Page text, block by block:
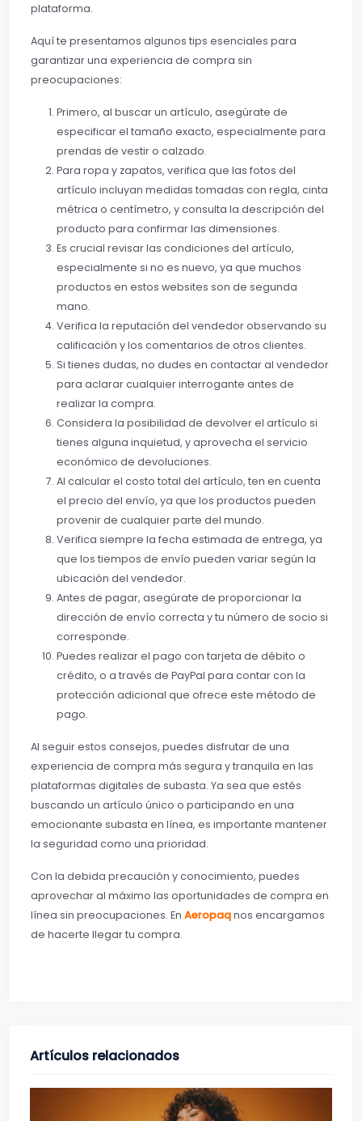
plataforma.
Aquí te presentamos algunos tips esenciales para
garantizar una experiencia de compra sin
preocupaciones:
Primero, al buscar un artículo, asegúrate de
especificar el tamaño exacto, especialmente para
prendas de vestir o calzado.
Para ropa y zapatos, verifica que las fotos del
artículo incluyan medidas tomadas con regla, cinta
métrica o centímetro, y consulta la descripción del
producto para confirmar las dimensiones.
Es crucial revisar las condiciones del artículo,
especialmente si no es nuevo, ya que muchos
productos en estos websites son de segunda
mano.
Verifica la reputación del vendedor observando su
calificación y los comentarios de otros clientes.
Si tienes dudas, no dudes en contactar al vendedor
para aclarar cualquier interrogante antes de
realizar la compra.
Considera la posibilidad de devolver el artículo si
tienes alguna inquietud, y aprovecha el servicio
económico de devoluciones.
Al calcular el costo total del artículo, ten en cuenta
el precio del envío, ya que los productos pueden
provenir de cualquier parte del mundo.
Verifica siempre la fecha estimada de entrega, ya
que los tiempos de envío pueden variar según la
ubicación del vendedor.
Antes de pagar, asegúrate de proporcionar la
dirección de envío correcta y tu número de socio si
corresponde.
Puedes realizar el pago con tarjeta de débito o
crédito, o a través de PayPal para contar con la
protección adicional que ofrece este método de
pago.
Al seguir estos consejos, puedes disfrutar de una
experiencia de compra más segura y tranquila en las
plataformas digitales de subasta. Ya sea que estés
buscando un artículo único o participando en una
emocionante subasta en línea, es importante mantener
la seguridad como una prioridad.
Con la debida precaución y conocimiento, puedes
aprovechar al máximo las oportunidades de compra en
línea sin preocupaciones. En Aeropaqnos encargamos
de hacerte llegar tu compra.
Artículos relacionados